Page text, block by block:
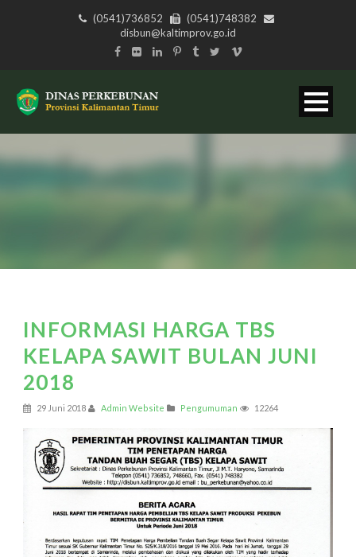
(0541)736852
(0541)748382
disbun@kaltimprov.go.id
INFORMASI HARGA TBS
KELAPA SAWIT BULAN JUNI
2018
29 Juni 2018 Admin Website Pengumuman 12264